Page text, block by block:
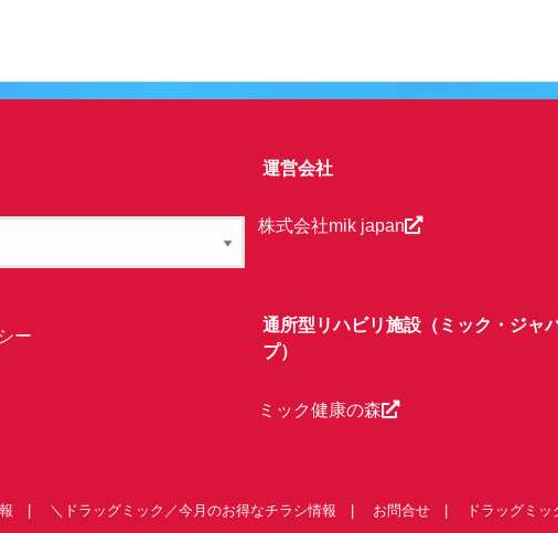
ー
運営会社
株式会社mik japan
通所型リハビリ施設（ミック・ジャ
プ）
ミック健康の森
＼ドラッグミック／今月のお得なチラシ情報 お問合せ ドラッグミ